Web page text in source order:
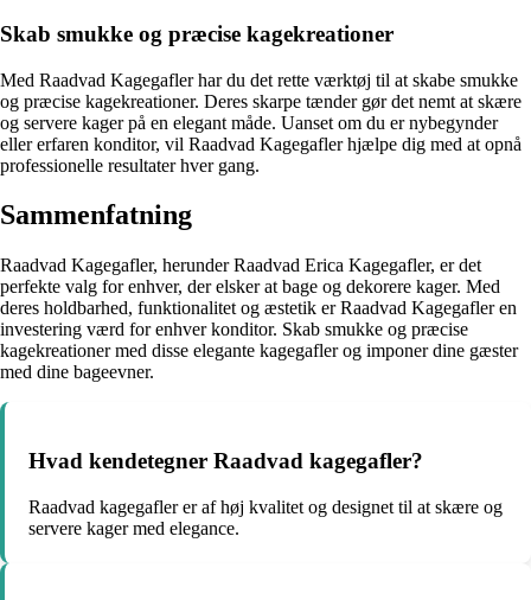
Skab smukke og præcise kagekreationer
Med Raadvad Kagegafler har du det rette værktøj til at skabe smukke
og præcise kagekreationer. Deres skarpe tænder gør det nemt at skære
og servere kager på en elegant måde. Uanset om du er nybegynder
eller erfaren konditor, vil Raadvad Kagegafler hjælpe dig med at opnå
professionelle resultater hver gang.
Sammenfatning
Raadvad Kagegafler, herunder Raadvad Erica Kagegafler, er det
perfekte valg for enhver, der elsker at bage og dekorere kager. Med
deres holdbarhed, funktionalitet og æstetik er Raadvad Kagegafler en
investering værd for enhver konditor. Skab smukke og præcise
kagekreationer med disse elegante kagegafler og imponer dine gæster
med dine bageevner.
Hvad kendetegner Raadvad kagegafler?
Raadvad kagegafler er af høj kvalitet og designet til at skære og
servere kager med elegance.